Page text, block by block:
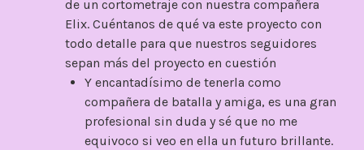
de un cortometraje con nuestra compañera
Elix. Cuéntanos de qué va este proyecto con
todo detalle para que nuestros seguidores
sepan más del proyecto en cuestión
Y encantadísimo de tenerla como
compañera de batalla y amiga, es una gran
profesional sin duda y sé que no me
equivoco si veo en ella un futuro brillante.